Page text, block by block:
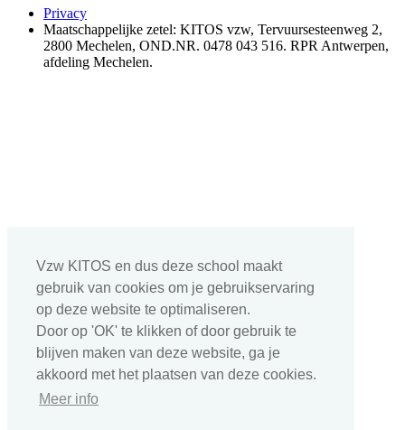
Vzw KITOS en dus deze school maakt
gebruik van cookies om je gebruikservaring
op deze website te optimaliseren.
Door op 'OK' te klikken of door gebruik te
blijven maken van deze website, ga je
akkoord met het plaatsen van deze cookies.
Meer info
Privacy
Maatschappelijke zetel: KITOS vzw, Tervuursesteenweg 2,
2800 Mechelen, OND.NR. 0478 043 516. RPR Antwerpen,
afdeling Mechelen.